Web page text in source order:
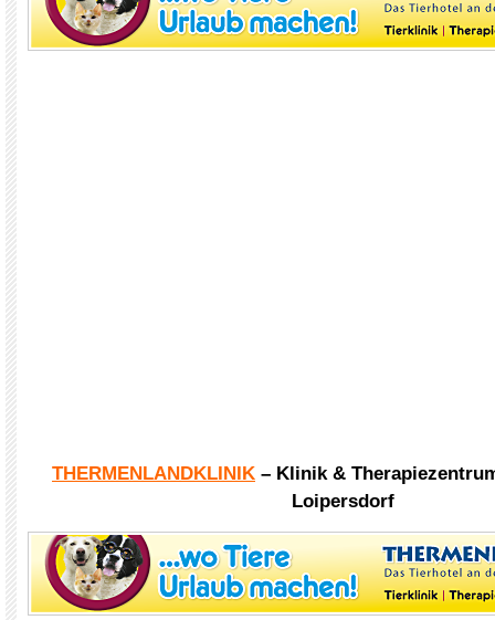
THERMENLANDKLINIK – Klinik &
Loipersdorf